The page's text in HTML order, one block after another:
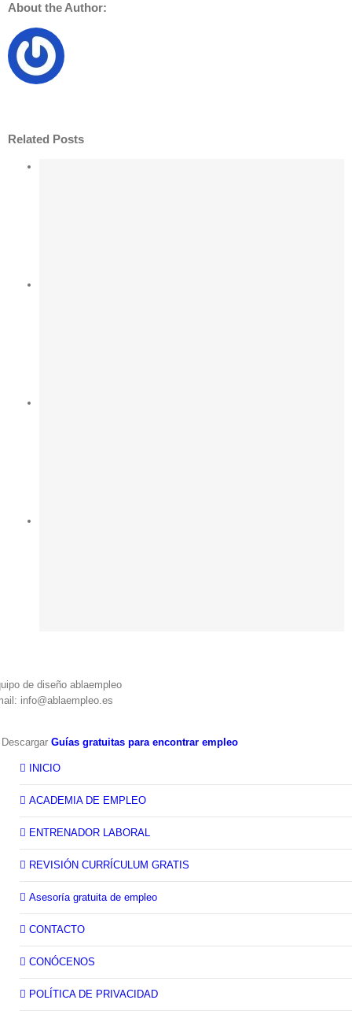
About the Author:
Related Posts
de diseño ablaempleo
info@ablaempleo.es
Guías gratuitas para encontrar empleo
INICIO
ACADEMIA DE EMPLEO
ENTRENADOR LABORAL
REVISIÓN CURRÍCULUM GRATIS
Asesoría gratuita de empleo
CONTACTO
CONÓCENOS
POLÍTICA DE PRIVACIDAD